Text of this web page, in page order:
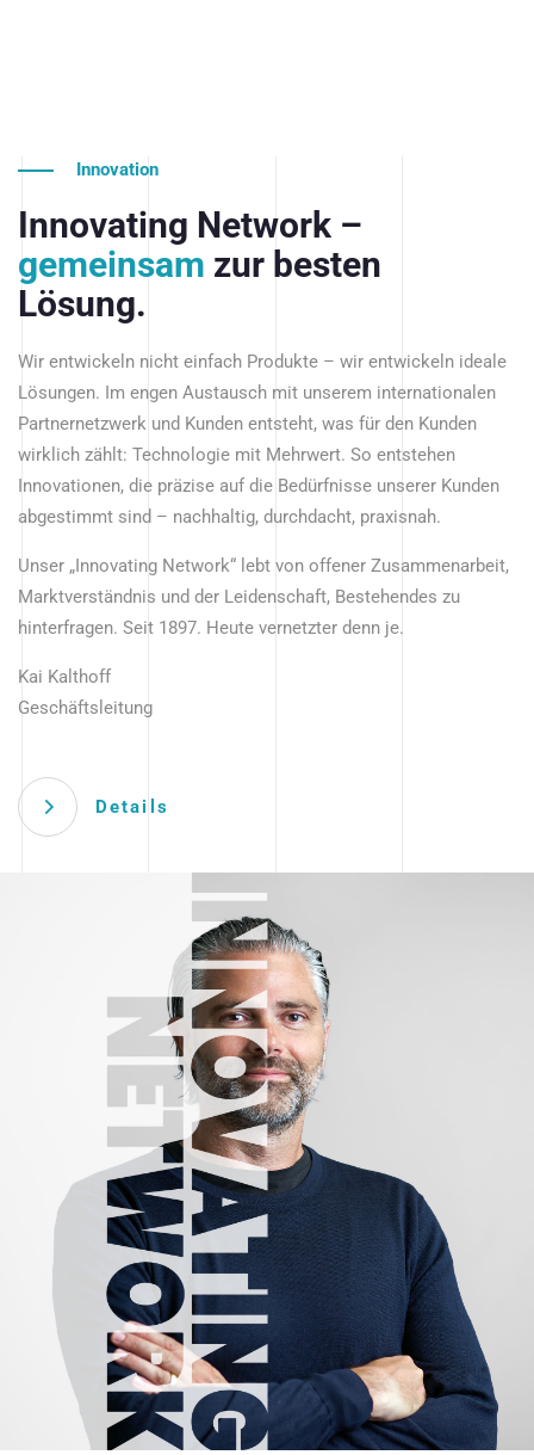
Innovation
Innovating Network –
gemeinsam zur besten
Lösung.
Wir entwickeln nicht einfach Produkte – wir entwickeln ideale
Lösungen. Im engen Austausch mit unserem internationalen
Partnernetzwerk und Kunden entsteht, was für den Kunden
wirklich zählt: Technologie mit Mehrwert. So entstehen
Innovationen, die präzise auf die Bedürfnisse unserer Kunden
abgestimmt sind – nachhaltig, durchdacht, praxisnah.
Unser „Innovating Network“ lebt von offener Zusammenarbeit,
Marktverständnis und der Leidenschaft, Bestehendes zu
hinterfragen. Seit 1897. Heute vernetzter denn je.
Kai Kalthoff
Geschäftsleitung
Details